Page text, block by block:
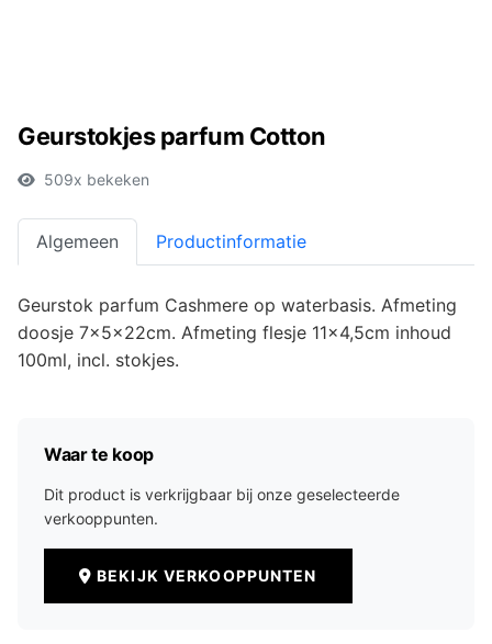
Geurstokjes parfum Cotton
509x bekeken
Algemeen Productinformatie
Geurstok parfum Cashmere op waterbasis. Afmeting
doosje 7x5x22cm. Afmeting flesje 11x4,5cm inhoud
100ml, incl. stokjes.
Waar te koop
Dit product is verkrijgbaar bij onze geselecteerde
verkooppunten.
BEKIJK VERKOOPPUNTEN